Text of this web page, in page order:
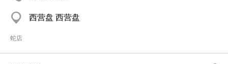
西营盘 西营盘
蛇店